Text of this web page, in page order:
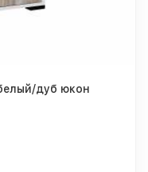
дуб юкон